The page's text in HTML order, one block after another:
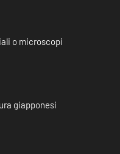
o microscopi
giapponesi